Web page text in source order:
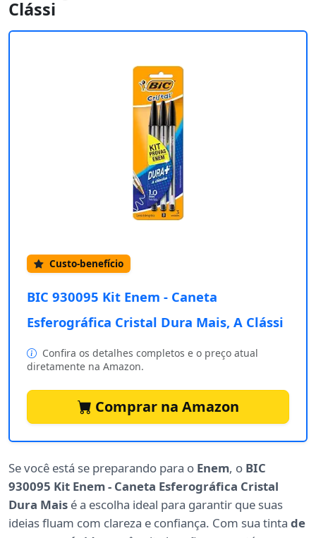
Clássi
Custo-benefício
BIC 930095 Kit Enem - Caneta
Esferográfica Cristal Dura Mais, A Clássi
Confira os detalhes completos e o preço atual
diretamente na Amazon.
Comprar na Amazon
Se você está se preparando para o Enem, o BIC
930095 Kit Enem - Caneta Esferográfica Cristal
Dura Mais é a escolha ideal para garantir que suas
ideias fluam com clareza e confiança. Com sua tinta de